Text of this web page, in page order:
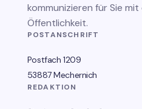
kommunizieren für Sie
Öffentlichkeit.
POSTANSCHRIFT
Postfach 1209
53887 Mechernich
REDAKTION